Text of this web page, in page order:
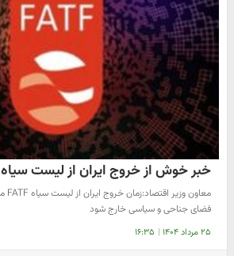
خبر خوش از خروج ایران از لیست سیاه FATF
فضای جناحی و سیاسی خارج شود
۲۵ مرداد ۱۴۰۴ | ۱۶:۳۵